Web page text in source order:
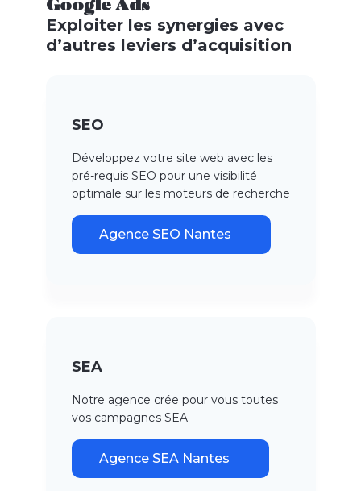
Google Ads
Exploiter les synergies avec
d’autres leviers d’acquisition
SEO
Développez votre site web avec les
pré-requis SEO pour une visibilité
optimale sur les moteurs de recherche
Agence SEO Nantes
SEA
Notre agence crée pour vous toutes
vos campagnes SEA
Agence SEA Nantes